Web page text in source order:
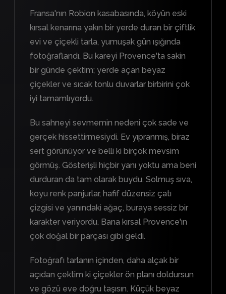
Fransa'nın Robion kasabasında, köyün eski
kırsal kenarına yakın bir yerde duran bir çiftlik
evi ve çiçekli tarla, yumuşak gün ışığında
fotoğraflandı. Bu kareyi Provence'ta sakin
bir günde çektim; yerde açan beyaz
çiçekler ve sıcak tonlu duvarlar birbirini çok
iyi tamamlıyordu.
Bu sahneyi sevmemin nedeni çok sade ve
gerçek hissettirmesiydi. Ev yıpranmış, biraz
sert görünüyor ve belli ki birçok mevsim
görmüş. Gösterişli hiçbir yanı yoktu ama beni
durduran da tam olarak buydu. Solmuş sıva,
koyu renk panjurlar, hafif düzensiz çatı
çizgisi ve yanındaki ağaç, buraya sessiz bir
karakter veriyordu. Bana kırsal Provence'ın
çok doğal bir parçası gibi geldi.
Fotoğrafı tarlanın içinden, daha alçak bir
açıdan çektim ki çiçekler ön planı doldursun
ve gözü eve doğru taşısın. Küçük beyaz